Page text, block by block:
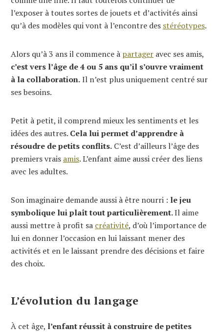
l’exposer à toutes sortes de jouets et d’activités ainsi
qu’à des modèles qui vont à l’encontre des stéréotypes.
Alors qu’à 3 ans il commence à partager avec ses amis,
c’est vers l’âge de 4 ou 5 ans qu’il s’ouvre vraiment
à la collaboration.Il n’est plus uniquement centré sur
ses besoins.
Petit à petit, il comprend mieux les sentiments et les
idées des autres. Cela lui permet d’apprendre à
résoudre de petits conflits. C’est d’ailleurs l’âge des
premiers vrais amis. L’enfant aime aussi créer des liens
avec les adultes.
Son imaginaire demande aussi à être nourri : le jeu
symbolique lui plaît tout particulièrement.Il aime
aussi mettre à profit sa créativité, d’où l’importance de
lui en donner l’occasion en lui laissant mener des
activités et en le laissant prendre des décisions et faire
des choix.
L’évolution du langage
À cet âge, l’enfant réussit à construire de petites